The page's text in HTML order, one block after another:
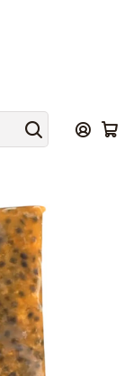
hrs y Viernes de